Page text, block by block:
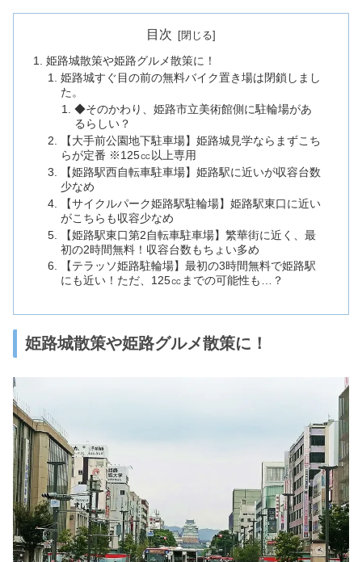
目次
姫路城散策や姫路グルメ散策に！
姫路城すぐ目の前の無料バイク置き場は閉鎖しまし
た。
◆そのかわり、姫路市立美術館側に駐輪場があ
るらしい？
【大手前公園地下駐車場】姫路城見学ならまずこち
らが定番 ※125㏄以上専用
【姫路駅西自転車駐車場】姫路駅に近いが収容台数
少なめ
【サイクルパーク姫路駅駐輪場】姫路駅東口に近い
がこちらも収容少なめ
【姫路駅東口第2自転車駐車場】繁華街に近く、最
初の2時間無料！収容台数もちょい多め
【テラッソ姫路駐輪場】最初の3時間無料で姫路駅
にも近い！ただ、125㏄までの可能性も…？
姫路城散策や姫路グルメ散策に！